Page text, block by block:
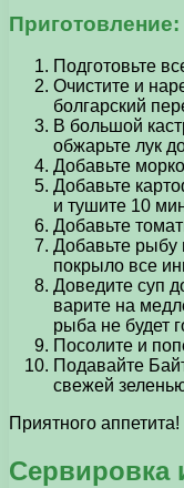
Приготовление:
Подготовьте
Очистите и
болгарский
В большой
обжарьте лук
Добавьте
Добавьте
и тушите 10
Добавьте
Добавьте рыбу
покрыло все
Доведите суп
варите на
рыба не будет
Посолите и
Подавайте
свежей
Приятного аппетита!
Сервировка